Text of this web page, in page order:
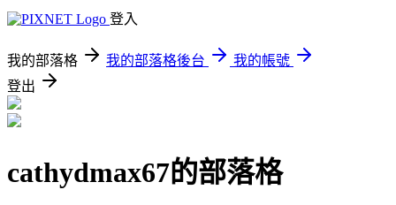
登入
我的部落格 我的部落格後台
我的帳號
登出
cathydmax67的部落格